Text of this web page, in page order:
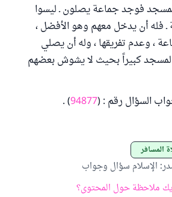
فوجد جماعة يصلون ـ ليسوا
ـ فله أن يدخل معهم وهو الأفضل ،
، وعدم تفريقها ، وله أن يصلي
كبيراً بحيث لا يشوش بعضهم
السؤال رقم : (94877
) .
المسافر
: الإسلام سؤال وجواب
ملاحظة حول المحتوى؟